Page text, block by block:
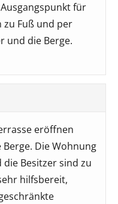
für
Fuß und per
und die Berge.
eröffnen
Die Wohnung
Besitzer sind zu
hilfsbereit,